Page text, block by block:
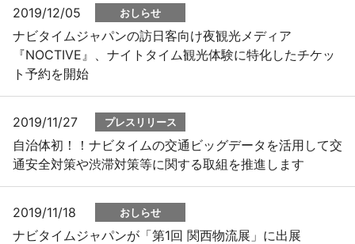
2019/12/05 おしらせ
ナビタイムジャパンの訪日客向け夜観光メディア
『NOCTIVE』、ナイトタイム観光体験に特化したチケッ
ト予約を開始
2019/11/27 プレスリリース
自治体初！！ナビタイムの交通ビッグデータを活用して交
通安全対策や渋滞対策等に関する取組を推進します
2019/11/18 おしらせ
ナビタイムジャパンが「第1回 関西物流展」に出展